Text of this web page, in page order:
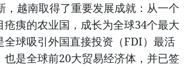
，越南取得了重要发展成就：从一个
疮痍的农业国，成长为全球34个最大
全球吸引外国直接投资（FDI）最活
也是全球前20大贸易经济体，并已签